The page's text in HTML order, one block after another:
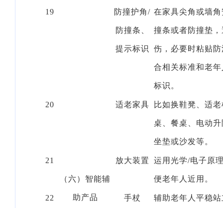
19 防撞护角/
防撞条、
提示标识
在家具尖角或墙
撞条或者防撞垫
伤，必要时粘贴
合相关标准和老
标识。
20 适老家具 比如换鞋凳、适
桌、餐桌、电动
坐垫或沙发等。
21
（六）智能辅
助产品
放大装置 运用光学/电子原
便老年人近用。
22 手杖 辅助老年人平稳